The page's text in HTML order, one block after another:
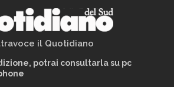
il Quotidiano
potrai consultarla su pc